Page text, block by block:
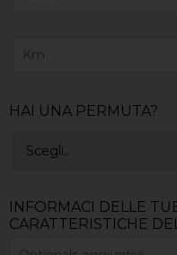
HAI UNA PERMUTA?
INFORMACI DELLE
CARATTERISTICHE